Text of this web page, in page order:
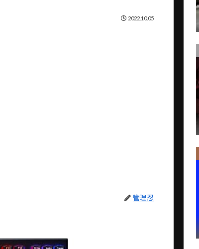
2022.10.05
管理忍